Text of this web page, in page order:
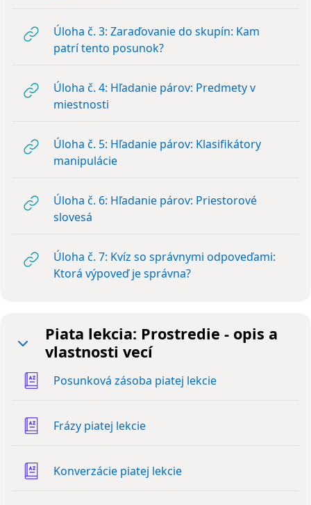
Úloha č. 3: Zaraďovanie do skupín: Kam
patrí tento posunok?URL
Úloha č. 4: Hľadanie párov: Predmety v
miestnosti
Úloha č. 5: Hľadanie párov: Klasifikátory
manipulácieURL
Úloha č. 6: Hľadanie párov: Priestorové
slovesá
Úloha č. 7: Kvíz so správnymi odpoveďami:
Ktorá výpoveď je správna?URL
Zbaliť
Piata lekcia: Prostredie - opis a
vlastnosti vecí
Posunková zásoba piatej lekcieSlovník
Frázy piatej lekcieSlovník
Konverzácie piatej lekcieSlovník